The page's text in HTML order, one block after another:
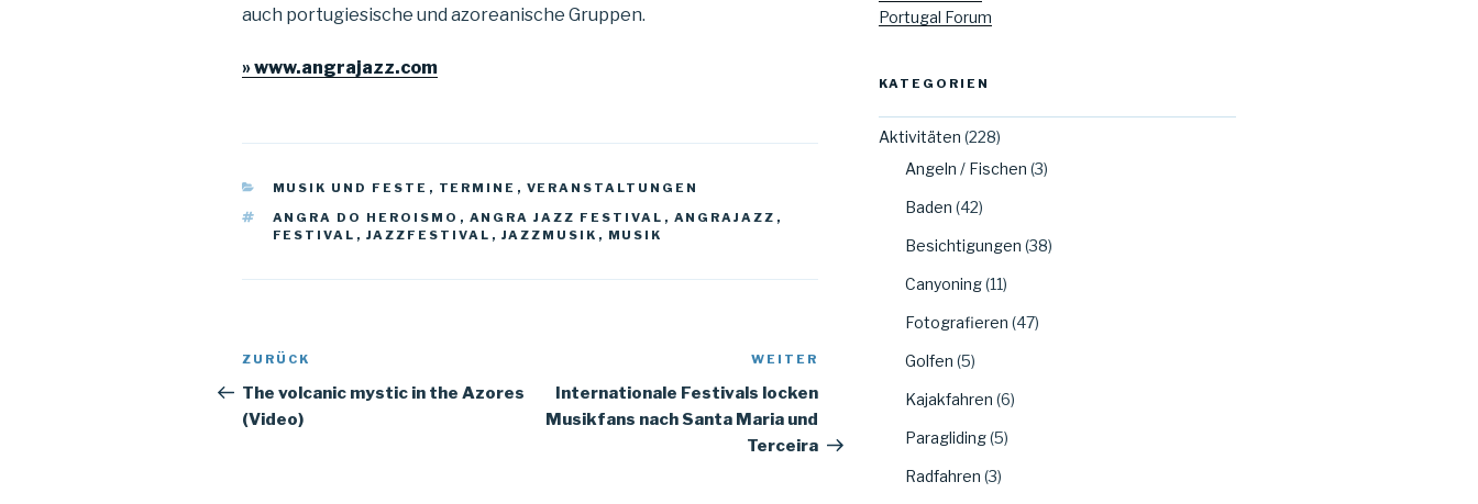
auch portugiesische und azoreanische Gruppen.
» www.angrajazz.com
KATEGORIEN
MUSIK UND FESTE , TERMINE , VERANSTALTUNGEN
SCHLAGWÖRTER
ANGRA DO HEROISMO , ANGRA JAZZ FESTIVAL , ANGRAJAZZ ,
FESTIVAL , JAZZFESTIVAL , JAZZMUSIK , MUSIK
Beitrags-
Navigation
Vorheriger
Beitrag
ZURÜCK
The volcanic mystic in the Azores
(Video)
WEITER
Internationale Festivals locken
Musikfans nach Santa Maria und
Terceira
Portugal Forum
KATEGORIEN
Aktivitäten (228)
Angeln / Fischen (3)
Baden (42)
Besichtigungen (38)
Canyoning(11)
Fotografieren (47)
Golfen (5)
Kajakfahren (6)
Paragliding(5)
Radfahren (3)